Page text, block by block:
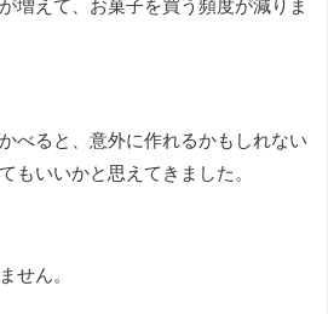
増えて、お菓子を買う頻度が減りま
べると、意外に作れるかもしれない
もいいかと思えてきました。
せん。